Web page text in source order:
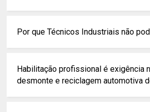
Por que Técnicos Industriais não
Habilitação profissional é exigência
desmonte e reciclagem automotiva